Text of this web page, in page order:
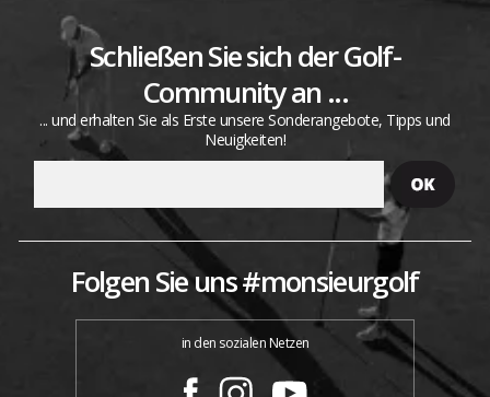
Schließen Sie sich der Golf-
Community an ...
... und erhalten Sie als Erste unsere Sonderangebote, Tipps und
Neuigkeiten!
Folgen Sie uns #monsieurgolf
in den sozialen Netzen